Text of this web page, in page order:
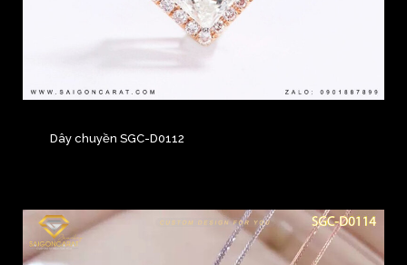
Dây chuyền SGC-D0112